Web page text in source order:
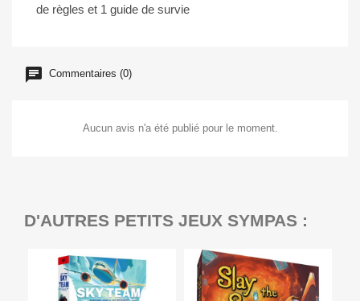
de règles et 1 guide de survie
Commentaires (0)
Aucun avis n'a été publié pour le moment.
D'AUTRES PETITS JEUX SYMPAS :